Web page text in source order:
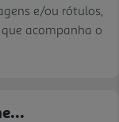
e/ou rótulos,
acompanha o